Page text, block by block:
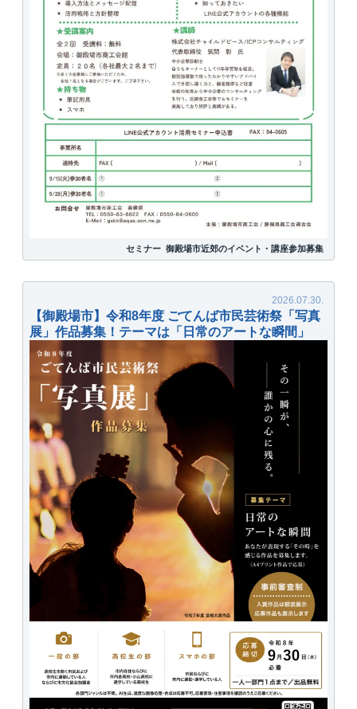
セミナー 御殿場市近郊のイベント・講座参加募集
【御殿場市】令和8年度 ごてんば市民芸術祭「写真
展」作品募集！テーマは「日常のアートな瞬間」